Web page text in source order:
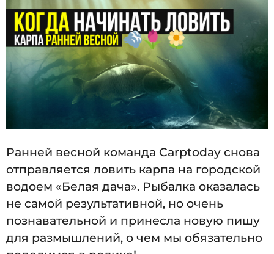
5
0
3
.
2
3
0
2
Ранней весной команда Carptoday снова
отправляется ловить карпа на городской
водоем «Белая дача». Рыбалка оказалась
не самой результативной, но очень
познавательной и принесла новую пишу
для размышлений, о чем мы обязательно